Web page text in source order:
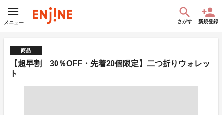
メニュー さがす 新規登録
商品
【超早割 30％OFF・先着20個限定】二つ折りウォレッ
ト